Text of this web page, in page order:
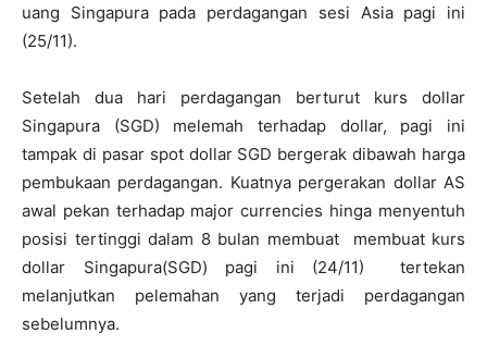
uang Singapura pada perdagangan sesi Asia pagi ini
(25/11).
Setelah dua hari perdagangan berturut kurs dollar
Singapura (SGD) melemah terhadap dollar, pagi ini
tampak di pasar spot dollar SGD bergerak dibawah harga
pembukaan perdagangan. Kuatnya pergerakan dollar AS
awal pekan terhadap major currencies hinga menyentuh
posisi tertinggi dalam 8 bulan membuat membuat kurs
dollar Singapura(SGD) pagi ini (24/11) tertekan
melanjutkan pelemahan yang terjadi perdagangan
sebelumnya.